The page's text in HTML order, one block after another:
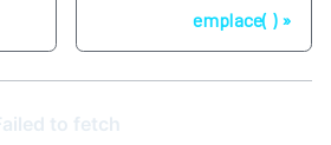
emplace( )